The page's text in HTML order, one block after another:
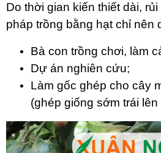
Do thời gian kiến thiết dài,
pháp trồng bằng hạt chỉ nên
Bà con trồng chơi, làm
Dự án nghiên cứu;
Làm gốc ghép cho cây
(ghép giống sớm trái